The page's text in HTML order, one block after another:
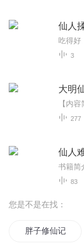
仙人
吃得好
3
大明
277
仙人
83
您是不是在找：
胖子修仙记